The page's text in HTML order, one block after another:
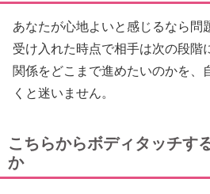
あなたが心地よいと感じるなら問
受け入れた時点で相手は次の段階
関係をどこまで進めたいのかを、
くと迷いません。
こちらからボディタッチす
か